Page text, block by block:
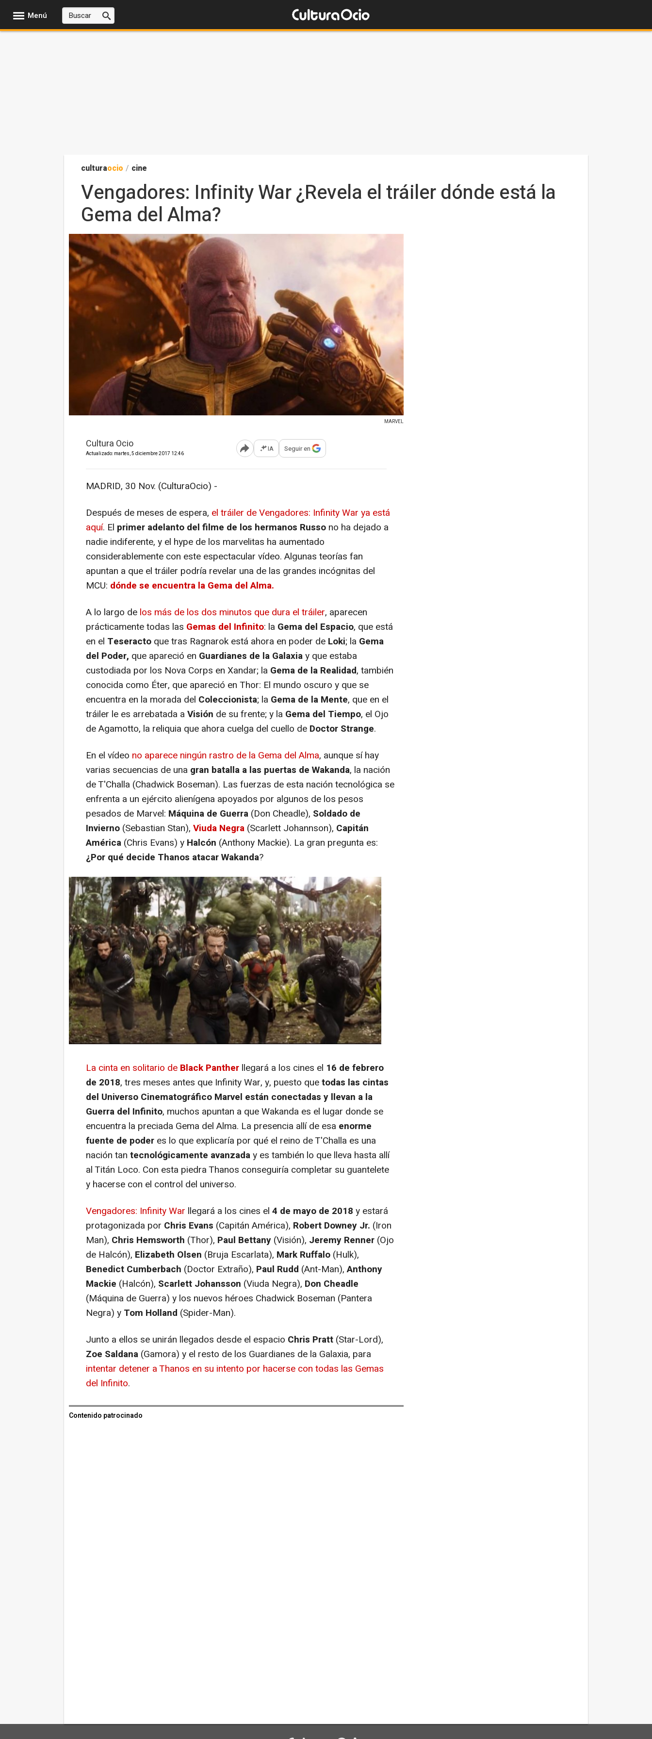
Menú
culturaocio / cine
Vengadores: Infinity War ¿Revela el tráiler dónde está la
Gema del Alma?
MARVEL
Cultura Ocio
Actualizado: martes, 5 diciembre 2017 12:46 Abrir opciones para compartir
IA Seguir en
MADRID, 30 Nov. (CulturaOcio) -
Después de meses de espera, el tráiler deVengadores: Infinity War ya está
aquí. El primer adelanto del filme de los hermanos Russo no ha dejado a
nadie indiferente, y el hype de los marvelitas ha aumentado
considerablemente con este espectacular vídeo. Algunas teorías fan
apuntan a que el tráiler podría revelar una de las grandes incógnitas del
MCU: dónde se encuentra la Gema del Alma.
A lo largo de los más de los dos minutos que dura el tráiler, aparecen
prácticamente todas las Gemas del Infinito: la Gema del Espacio, que está
en el Teseracto que tras Ragnarok está ahora en poder de Loki; la Gema
del Poder, que apareció en Guardianes de la Galaxiay que estaba
custodiada por los Nova Corps en Xandar; la Gema de la Realidad, también
conocida como Éter, que apareció en Thor: El mundo oscuro y que se
encuentra en la morada del Coleccionista; la Gema de la Mente, que en el
tráiler le es arrebatada a Visión de su frente; y la Gema del Tiempo, el Ojo
de Agamotto, la reliquia que ahora cuelga del cuello de Doctor Strange.
En el vídeo no aparece ningún rastro de la Gema del Alma, aunque sí hay
varias secuencias de una gran batalla a las puertas de Wakanda, la nación
de T'Challa (Chadwick Boseman). Las fuerzas de esta nación tecnológica se
enfrenta a un ejército alienígena apoyados por algunos de los pesos
pesados de Marvel: Máquina de Guerra (Don Cheadle), Soldado de
Invierno (Sebastian Stan), Viuda Negra (Scarlett Johannson), Capitán
América (Chris Evans) y Halcón (Anthony Mackie). La gran pregunta es:
¿Por qué decide Thanos atacar Wakanda?
La cinta en solitario de Black Panther llegará a los cines el 16 de febrero
de 2018, tres meses antes que Infinity War, y, puesto quetodas las cintas
del Universo Cinematográfico Marvel están conectadas y llevan a la
Guerra del Infinito, muchos apuntan a que Wakanda es el lugar donde se
encuentra la preciada Gema del Alma. La presencia allí de esa enorme
fuente de poder es lo que explicaría por qué el reino de T'Challa es una
nación tan tecnológicamente avanzaday es también lo que lleva hasta allí
al Titán Loco. Con esta piedra Thanos conseguiría completar su guantelete
y hacerse con el control del universo.
Vengadores: Infinity War llegará a los cines el 4 de mayo de 2018 y estará
protagonizada por Chris Evans (Capitán América), Robert Downey Jr. (Iron
Man), Chris Hemsworth (Thor), Paul Bettany (Visión), Jeremy Renner (Ojo
de Halcón), Elizabeth Olsen (Bruja Escarlata), Mark Ruffalo (Hulk),
Benedict Cumberbach (Doctor Extraño), Paul Rudd (Ant-Man),Anthony
Mackie (Halcón), Scarlett Johansson (Viuda Negra), Don Cheadle
(Máquina de Guerra) y los nuevos héroes Chadwick Boseman (Pantera
Negra) y Tom Holland (Spider-Man).
Junto a ellos se unirán llegados desde el espacio Chris Pratt (Star-Lord),
Zoe Saldana (Gamora) y el resto de los Guardianes de la Galaxia, para
intentar detener a Thanos en su intento por hacerse con todas las Gemas
del Infinito.
Contenido patrocinado